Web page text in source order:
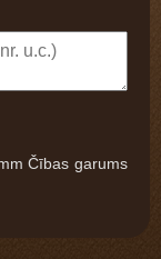
Čības garums